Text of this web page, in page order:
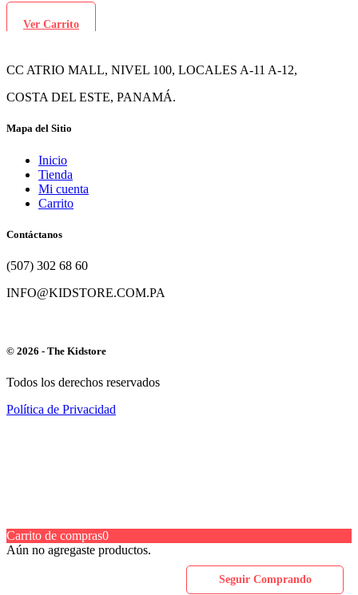
Ver Carrito
CC ATRIO MALL, NIVEL 100, LOCALES A-11 A-12,
COSTA DEL ESTE, PANAMÁ.
Mapa del Sitio
Inicio
Tienda
Mi cuenta
Carrito
Contáctanos
(507) 302 68 60
INFO@KIDSTORE.COM.PA
© 2026 - The Kidstore
Todos los derechos reservados
Política de Privacidad
Carrito de compras0
Aún no agregaste productos.
Seguir Comprando